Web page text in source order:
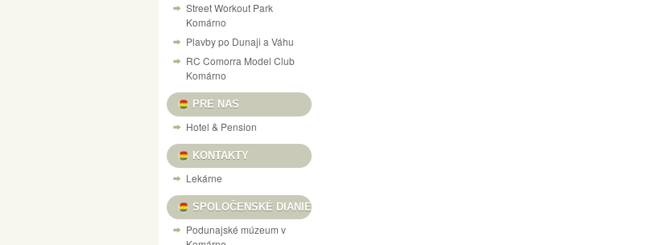
Street Workout Park
Komárno
Plavby po Dunaji a Váhu
RC Comorra Model Club
Komárno
PRE NAS
Hotel & Pension
KONTAKTY
Lekárne
SPOLOČENSKÉ DIANIE
Podunajské múzeum v